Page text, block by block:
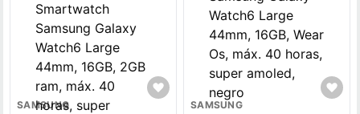
SAMSUNG SAMSUNG